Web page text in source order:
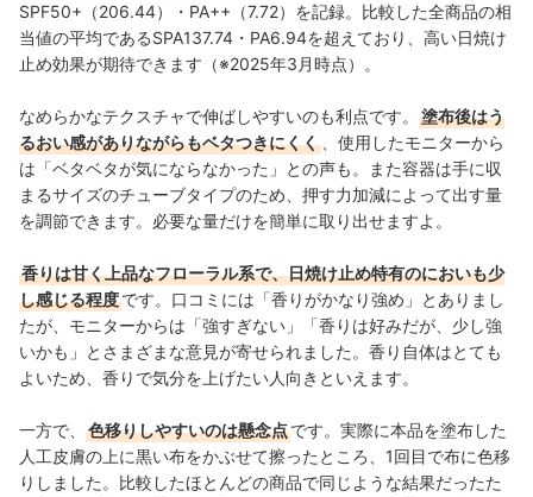
SPF50+（206.44）・PA++（7.72）を記録。比較した全商品の相
当値の平均であるSPA137.74・PA6.94を超えており、高い日焼け
止め効果が期待できます（※2025年3月時点）。
なめらかなテクスチャで伸ばしやすいのも利点です。
塗布後はう
るおい感がありながらもベタつきにくく
、使用したモニターから
は「ベタベタが気にならなかった」との声も。また容器は手に収
まるサイズのチューブタイプのため、押す力加減によって出す量
を調節できます。必要な量だけを簡単に取り出せますよ。
香りは甘く上品なフローラル系で、日焼け止め特有のにおいも少
し感じる程度です。口コミには「香りがかなり強め」とありまし
たが、モニターからは「強すぎない」「香りは好みだが、少し強
いかも」とさまざまな意見が寄せられました。香り自体はとても
よいため、香りで気分を上げたい人向きといえます。
一方で、 色移りしやすいのは懸念点です。実際に本品を塗布した
人工皮膚の上に黒い布をかぶせて擦ったところ、1回目で布に色移
りしました。比較したほとんどの商品で同じような結果だったた